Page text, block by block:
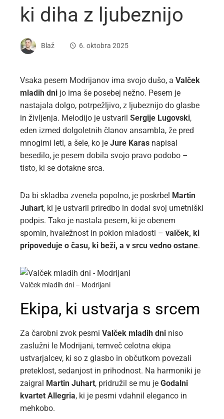
ki diha z ljubeznijo
Blaž 6. oktobra 2025
Vsaka pesem Modrijanov ima svojo dušo, a Valček
mladih dni jo ima še posebej nežno. Pesem je
nastajala dolgo, potrpežljivo, z ljubeznijo do glasbe
in življenja. Melodijo je ustvaril Sergije Lugovski,
eden izmed dolgoletnih članov ansambla, že pred
mnogimi leti, a šele, ko je Jure Karas napisal
besedilo, je pesem dobila svojo pravo podobo –
tisto, ki se dotakne srca.
Da bi skladba zvenela popolno, je poskrbel Martin
Juhart, ki je ustvaril priredbo in dodal svoj umetniški
podpis. Tako je nastala pesem, ki je obenem
spomin, hvaležnost in poklon mladosti – valček, ki
pripoveduje o času, ki beži, a v srcu vedno ostane.
Valček mladih dni – Modrijani
Ekipa, ki ustvarja s srcem
Za čarobni zvok pesmi Valček mladih dni niso
zaslužni le Modrijani, temveč celotna ekipa
ustvarjalcev, ki so z glasbo in občutkom povezali
preteklost, sedanjost in prihodnost. Na harmoniki je
zaigral Martin Juhart, pridružil se mu je Godalni
kvartet Allegria, ki je pesmi vdahnil eleganco in
mehkobo.